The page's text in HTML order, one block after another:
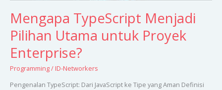
Mengapa TypeScript Menjadi
Pilihan Utama untuk Proyek
Enterprise?
Programming/ ID-Networkers
Pengenalan TypeScript: Dari JavaScript ke Tipe yang Aman Definisi